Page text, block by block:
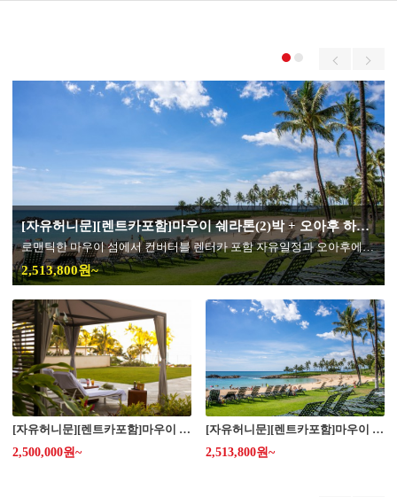
[자유허니문][렌트카포함]마우이 쉐라톤(2)박 + 오아후 하얏트 리젠시(3)박 6/7일 *** 일정별 보기 ***
로맨틱한 마우이 섬에서 컨버터블 렌터카 포함 자유일정과 오아후에서의 선택형 일정이 포함된 상품
2,513,800원~
[자유허니문][렌트카포함]마우이 쉐라톤(2)박 + 오아후 하얏트 리젠시(3)박 6/7일 *** 출발일별 보기 ***
2,500,000원~
[자유허니문][렌트카포함]마우이 쉐라톤(2)박 + 오아후 하얏트 리젠시(3)박 6/7일 *** 일정별 보기 ***
2,513,800원~